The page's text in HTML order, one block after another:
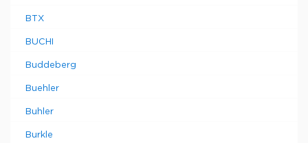
BTX
BUCHI
Buddeberg
Buehler
Buhler
Burkle